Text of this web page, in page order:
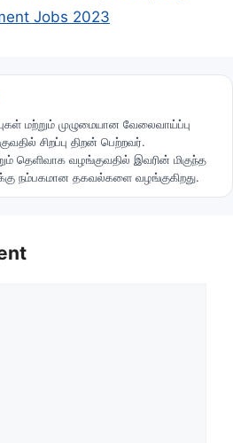
Jobs 2023
மற்றும் முழுமையான வேலைவாய்ப்பு
சிறப்பு திறன் பெற்றவர்.
தெளிவாக வழங்குவதில் இவரின் மிகுந்த
நம்பகமான தகவல்களை வழங்குகிறது.